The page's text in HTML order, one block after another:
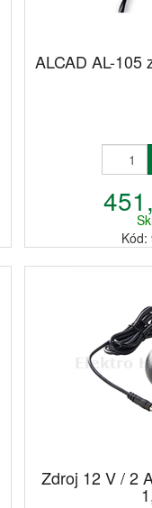
ALCAD AL-105
Kód:
Zdroj 12 V / 2